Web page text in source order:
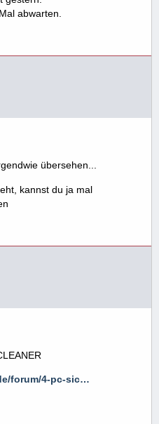
abwarten.
übersehen...
kannst du ja mal
forum/4-pc-sic…